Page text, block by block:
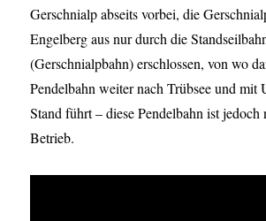
Gerschnialp abseits vorbei, die
Engelberg aus nur durch die
(Gerschnialpbahn) erschlossen, von wo
Pendelbahn weiter nach Trübsee und mit
Stand führt – diese Pendelbahn ist
Betrieb.